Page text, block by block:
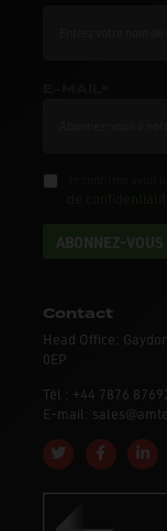
Contact
Head Office:
0EP
Tél : +44 7876
E-mail:
Follow us on
Like us on
ABONNEZ-